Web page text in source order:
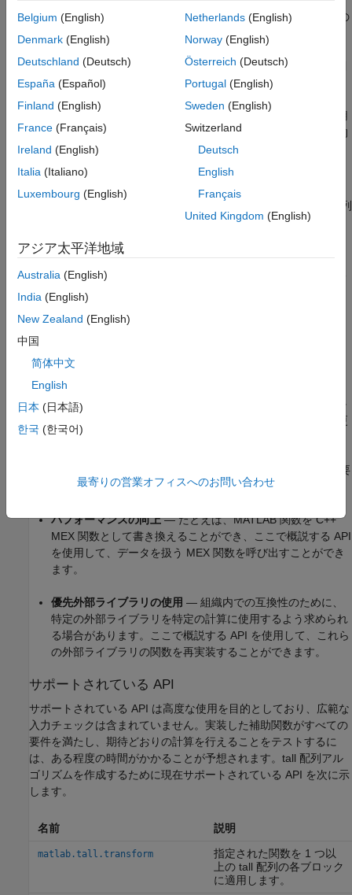
容を変換したうえで、関数をもう 1 つ適用して出力を単一の
ブロックに縮小します。
スライディングウィンドウ操作:tall 配列に移動ウィンドウ関
数を適用して内容を変換します。
どの操作を選択するかに関わりなく、すべてのアプローチに適用
されるオプション、パフォーマンス上の考慮事項、および一般的
な問題があります。
カスタム アルゴリズムを実装する理由
ほとんどの一般的な数学関数と MATLAB 演算では、既に tall 配列
がサポートされています。機能が既にサポートされている場合
以下に、tall 配列用のカスタム アルゴリズムを実装することが望
現在サポートされていない関数の実装
を作成できます。
既存のコードの活用
— インメモリ データに対していくつか
の操作を実行する既存のコードがある場合は、わずかな変更
だけで、tall 配列を扱うように互換性をもたせることができ
MATLAB 言語のサブセットに合わせてコードを変換する必要
がありません。
パフォーマンスの向上— たとえば、MATLAB 関数を C++
MEX 関数として書き換えることができ、ここで概説する API
を使用して、データを扱う MEX 関数を呼び出すことができ
ます。
優先外部ライブラリの使用 — 組織内での互換性のために、
特定の外部ライブラリを特定の計算に使用するよう求められ
る場合があります。ここで概説する API を使用して、これら
の外部ライブラリの関数を再実装することができます。
サポートされている API
サポートされている API は高度な使用を目的としており、広範な
入力チェックは含まれていません。実装した補助関数がすべての
要件を満たし、期待どおりの計算を行えることをテストするに
は、ある程度の時間がかかることが予想されます。tall 配列アル
ゴリズムを作成するために現在サポートされている API を次に示
します。
名前 説明
matlab.tall.transform
指定された関数を 1 つ以
上の tall 配列の各ブロック
に適用します。
Belgium (English)
Denmark (English)
Deutschland (Deutsch)
España (Español)
Finland (English)
France (Français)
Ireland (English)
Italia (Italiano)
Luxembourg (English)
Netherlands(English)
Norway(English)
Österreich (Deutsch)
Portugal(English)
Sweden (English)
Switzerland
Deutsch
English
Français
United Kingdom (English)
アジア太平洋地域
Australia (English)
India (English)
New Zealand (English)
中国
简体中文
English
日本 (日本語)
한국 (한국어)
最寄りの営業オフィスへのお問い合わせ